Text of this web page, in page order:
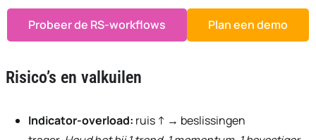
Probeer de RS-workflows Plan een demo
Risico’s en valkuilen
Indicator-overload: ruis ↑ → beslissingen